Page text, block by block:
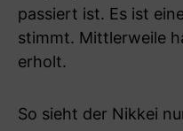
passiert ist. Es ist
stimmt. Mittlerweile
erholt.
So sieht der Nikkei